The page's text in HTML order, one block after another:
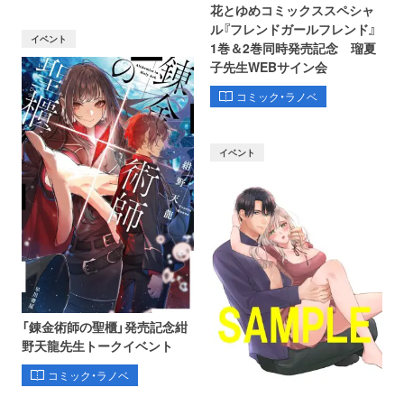
花とゆめコミックススペシャ
ル『フレンドガールフレンド』
1巻＆2巻同時発売記念 瑠夏
子先生WEBサイン会
コミック・ラノベ
イベント
「錬金術師の聖櫃」発売記念紺
野天龍先生トークイベント
コミック・ラノベ
イベント